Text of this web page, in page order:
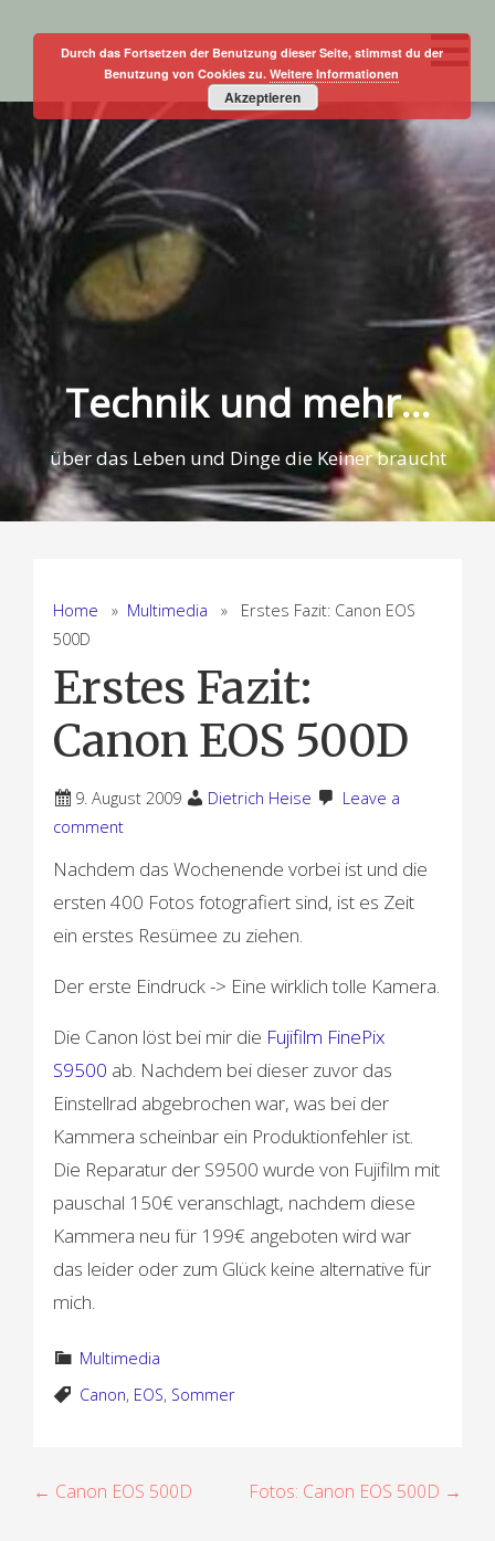
Technik und mehr…
über das Leben und Dinge die Keiner braucht
Home » Multimedia » Erstes Fazit: Canon EOS
500D
Erstes Fazit:
Canon EOS 500D
9. August 2009 Dietrich Heise
Leave a
comment
Nachdem das Wochenende vorbei ist und die
ersten 400 Fotos fotografiert sind, ist es Zeit
ein erstes Resümee zu ziehen.
Der erste Eindruck -> Eine wirklich tolle Kamera.
Die Canon löst bei mir die Fujifilm FinePix
S9500 ab. Nachdem bei dieser zuvor das
Einstellrad abgebrochen war, was bei der
Kammera scheinbar ein Produktionfehler ist.
Die Reparatur der S9500 wurde von Fujifilm mit
pauschal 150€ veranschlagt, nachdem diese
Kammera neu für 199€ angeboten wird war
das leider oder zum Glück keine alternative für
mich.
Multimedia
Canon, EOS, Sommer
B
← Canon EOS 500D Fotos: Canon EOS 500D →
Durch das Fortsetzen der Benutzung dieser Seite, stimmst du der
Benutzung von Cookies zu.Weitere Informationen
Akzeptieren